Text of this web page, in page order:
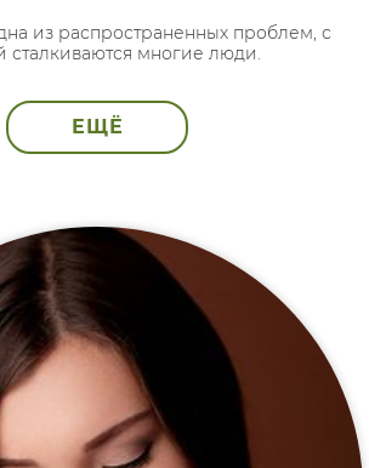
из распространенных проблем, с
сталкиваются многие люди.
ЕЩЁ